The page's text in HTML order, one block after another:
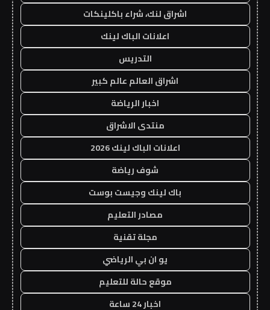
اشراق لنك، شراء باكلينكات
اعلانات الباك لينك
التدريس
اشراق العالم عالم كبير
اخبار الرياضة
منتدى الاشراق
اعلانات الباك لينك 2026
شوف رياضة
باك لينك وجيست بوست
مصادر التعليم
مجلة تقنية
يو ان بي الرياضي
موقع حالة للتعليم
اخبار 24 ساعة